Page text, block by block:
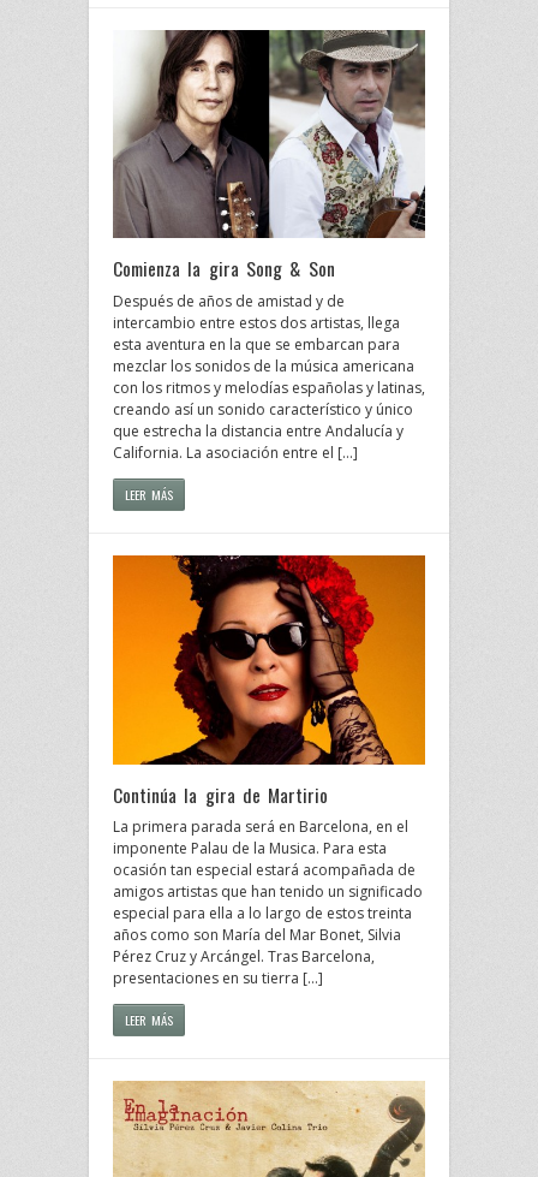
Comienza la gira Song & Son
Después de años de amistad y de
intercambio entre estos dos artistas, llega
esta aventura en la que se embarcan para
mezclar los sonidos de la música americana
con los ritmos y melodías españolas y latinas,
creando así un sonido característico y único
que estrecha la distancia entre Andalucía y
California. La asociación entre el […]
LEER MÁS
Continúa la gira de Martirio
La primera parada será en Barcelona, en el
imponente Palau de la Musica. Para esta
ocasión tan especial estará acompañada de
amigos artistas que han tenido un significado
especial para ella a lo largo de estos treinta
años como son María del Mar Bonet, Silvia
Pérez Cruz y Arcángel. Tras Barcelona,
presentaciones en su tierra […]
LEER MÁS